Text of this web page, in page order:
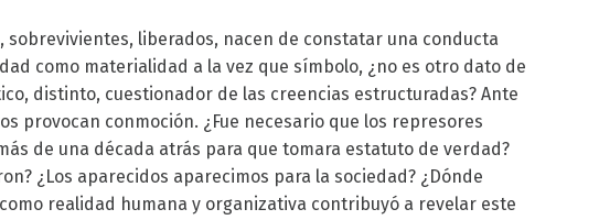
sobrevivientes, liberados, nacen de constatar una conducta
como materialidad a la vez que símbolo, ¿no es otro dato de
distinto, cuestionador de las creencias estructuradas? Ante
provocan conmoción. ¿Fue necesario que los represores
de una década atrás para que tomara estatuto de verdad?
¿Los aparecidos aparecimos para la sociedad? ¿Dónde
realidad humana y organizativa contribuyó a revelar este